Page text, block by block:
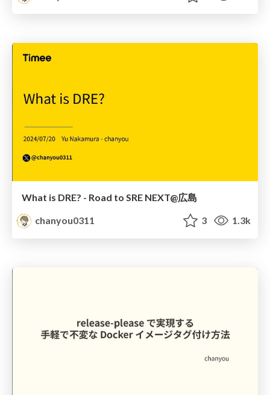
What is DRE? - Road to SRE NEXT@広島
chanyou0311
3 1.3k